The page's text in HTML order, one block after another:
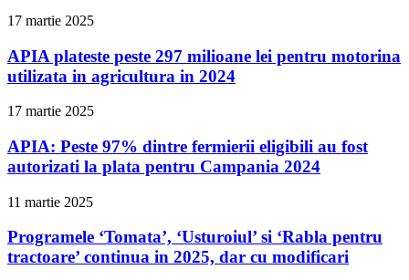
17 martie 2025
APIA plateste peste 297 milioane lei pentru motorina
utilizata in agricultura in 2024
17 martie 2025
APIA: Peste 97% dintre fermierii eligibili au fost
autorizati la plata pentru Campania 2024
11 martie 2025
Programele ‘Tomata’, ‘Usturoiul’ si ‘Rabla pentru
tractoare’ continua in 2025, dar cu modificari